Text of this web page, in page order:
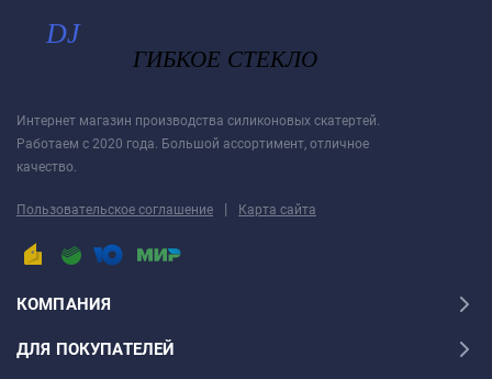
Интернет магазин производства силиконовых скатертей.
Работаем с 2020 года. Большой ассортимент, отличное
качество.
Пользовательское соглашение | Карта сайта
КОМПАНИЯ
ДЛЯ ПОКУПАТЕЛЕЙ